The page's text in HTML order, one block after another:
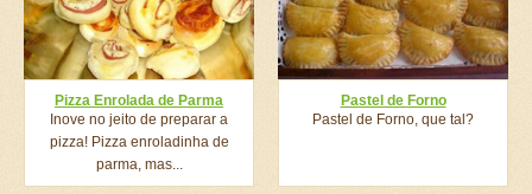
Pizza Enrolada de Parma
Inove no jeito de preparar a
pizza! Pizza enroladinha de
parma, mas...
Pastel de Forno
Pastel de Forno, que tal?